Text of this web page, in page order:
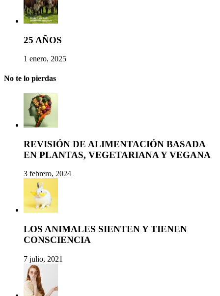
25 AÑOS
1 enero, 2025
No te lo pierdas
REVISIÓN DE ALIMENTACIÓN BASADA
EN PLANTAS, VEGETARIANA Y VEGANA
3 febrero, 2024
LOS ANIMALES SIENTEN Y TIENEN
CONSCIENCIA
7 julio, 2021